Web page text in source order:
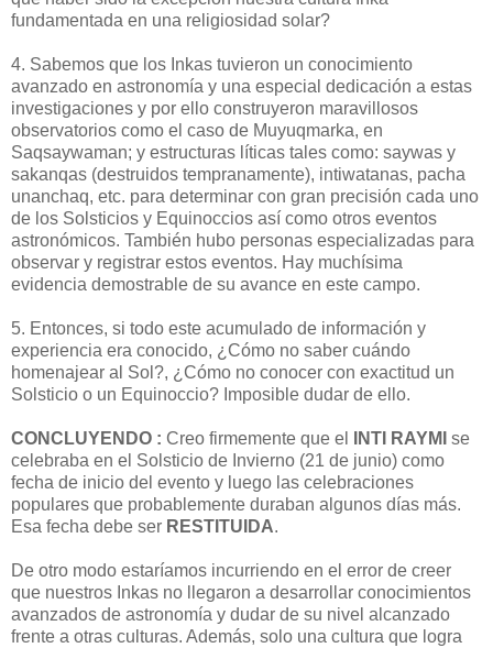
fundamentada en una religiosidad solar?
4. Sabemos que los Inkas tuvieron un conocimiento
avanzado en astronomía y una especial dedicación a estas
investigaciones y por ello construyeron maravillosos
observatorios como el caso de Muyuqmarka, en
Saqsaywaman; y estructuras líticas tales como: saywas y
sakanqas (destruidos tempranamente), intiwatanas, pacha
unanchaq, etc. para determinar con gran precisión cada uno
de los Solsticios y Equinoccios así como otros eventos
astronómicos. También hubo personas especializadas para
observar y registrar estos eventos. Hay muchísima
evidencia demostrable de su avance en este campo.
5. Entonces, si todo este acumulado de información y
experiencia era conocido, ¿Cómo no saber cuándo
homenajear al Sol?, ¿Cómo no conocer con exactitud un
Solsticio o un Equinoccio? Imposible dudar de ello.
CONCLUYENDO : Creo firmemente que el INTI RAYMI se
celebraba en el Solsticio de Invierno (21 de junio) como
fecha de inicio del evento y luego las celebraciones
populares que probablemente duraban algunos días más.
Esa fecha debe ser RESTITUIDA.
De otro modo estaríamos incurriendo en el error de creer
que nuestros Inkas no llegaron a desarrollar conocimientos
avanzados de astronomía y dudar de su nivel alcanzado
frente a otras culturas. Además, solo una cultura que logra